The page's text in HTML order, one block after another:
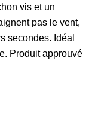
vis et un
pas le vent,
secondes. Idéal
Produit approuvé